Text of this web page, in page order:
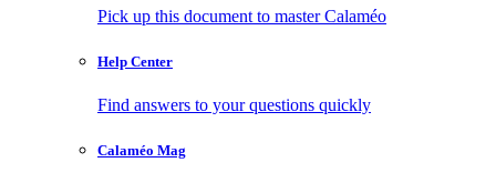
Pick up this document to master Calaméo
Help Center
Find answers to your questions quickly
Calaméo Mag